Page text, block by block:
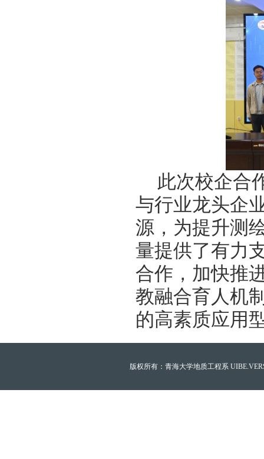
此次校企合
与行业龙头企
源，为提升测
量提供了有力
合作，加快推
教融合育人机
的高素质应用
版权所有：青海大学地质工程系